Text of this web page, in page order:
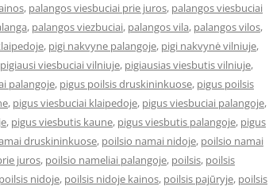
, palangos viesbuciai prie juros, palangos viesbuciai
, palangos viezbuciai, palangos vila, palangos vilos,
, pigi nakvyne palangoje, pigi nakvynė vilniuje,
pigiausi viesbuciai vilniuje, pigiausias viesbutis vilniuje,
palangoje, pigus poilsis druskininkuose, pigus poilsis
, pigus viesbuciai klaipedoje, pigus viesbuciai palangoje,
, pigus viesbutis kaune, pigus viesbutis palangoje, pigus
druskininkuose, poilsio namai nidoje, poilsio namai
juros, poilsio nameliai palangoje, poilsis, poilsis
poilsis nidoje, poilsis nidoje kainos, poilsis pajūryje, poilsis